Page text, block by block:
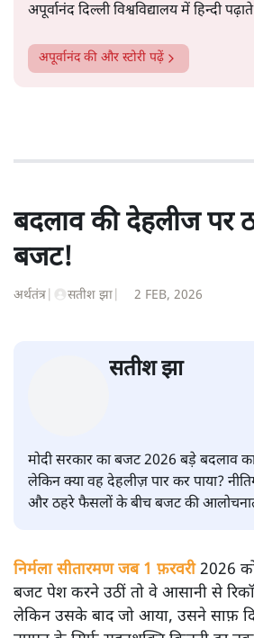
अपूर्वानंद दिल्ली विश्वविद्यालय में हिन्दी
अपूर्वानंदकी और स्टोरी पढ़ें
बदलाव की देहलीज पर
बजट!
अर्थतंत्र सतीश झा 2 FEB, 2026
सतीश झा